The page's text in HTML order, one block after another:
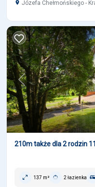
Józefa Chełmońskiego -
Previous
210m także dla 2 rodzin
137 m² 2 łazienka